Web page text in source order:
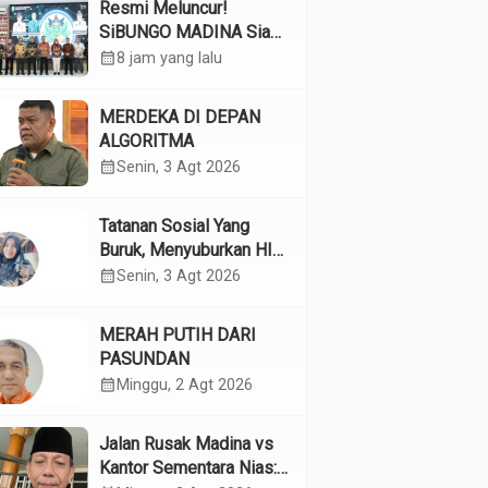
Resmi Meluncur!
SiBUNGO MADINA Siap
Optimalkan Pendapatan
calendar_month8 jam yang lalu
MERDEKA DI DEPAN
ALGORITMA
calendar_monthSenin, 3 Agt 2026
Tatanan Sosial Yang
Buruk, Menyuburkan HIV
Pada Remaja
calendar_monthSenin, 3 Agt 2026
MERAH PUTIH DARI
PASUNDAN
calendar_month Minggu, 2 Agt 2026
Jalan Rusak Madina vs
Kantor Sementara Nias: